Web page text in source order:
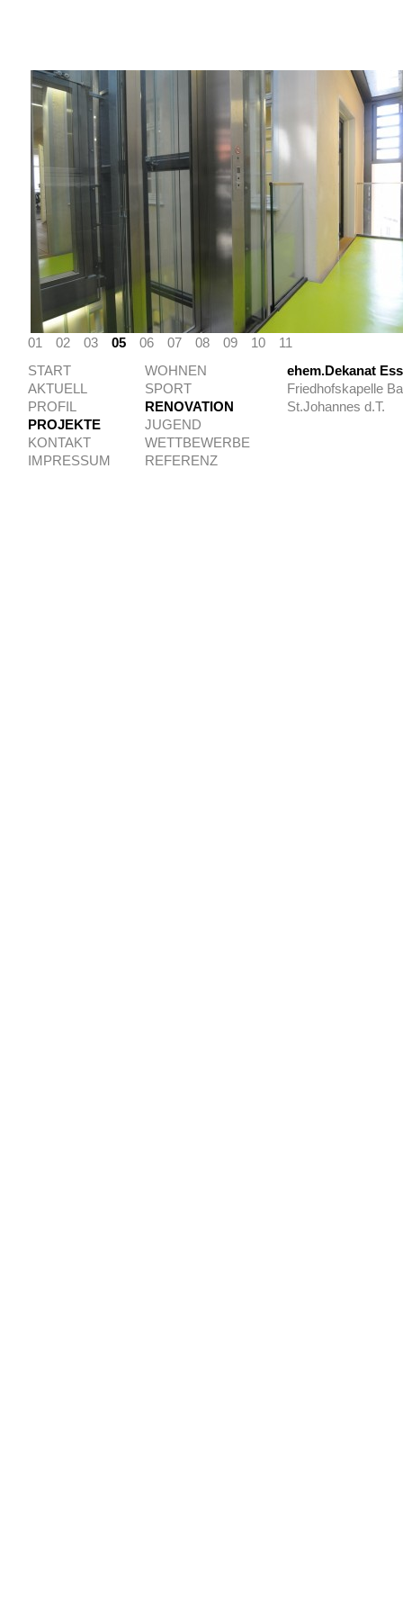
01 02 03 05 06 07 08 09 10
11
START
AKTUELL
PROFIL
PROJEKTE
KONTAKT
IMPRESSUM
ehem.Dekanat
Friedhofskapelle
St.Johannes d.T.
WOHNEN
SPORT
RENOVATION
JUGEND
WETTBEWERBE
REFERENZ